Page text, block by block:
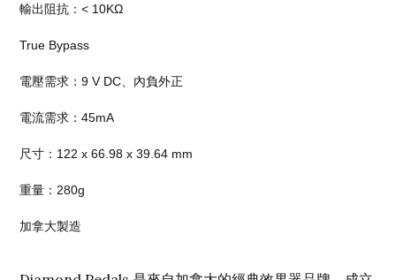
輸出阻抗：< 10KΩ
True Bypass
電壓需求：9 V DC、內負外正
電流需求：45mA
尺寸：122 x 66.98 x 39.64 mm
重量：280g
加拿大製造